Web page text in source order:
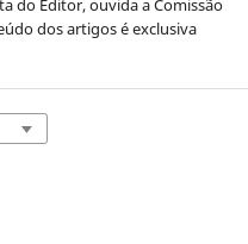
do Editor, ouvida a Comissão
dos artigos é exclusiva